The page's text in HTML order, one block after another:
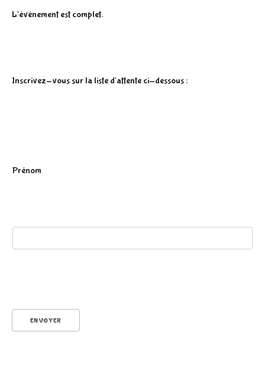
L'événement est complet.
Inscrivez-vous sur la liste d'attente ci-dessous :
r
Prénom
ENVOYER